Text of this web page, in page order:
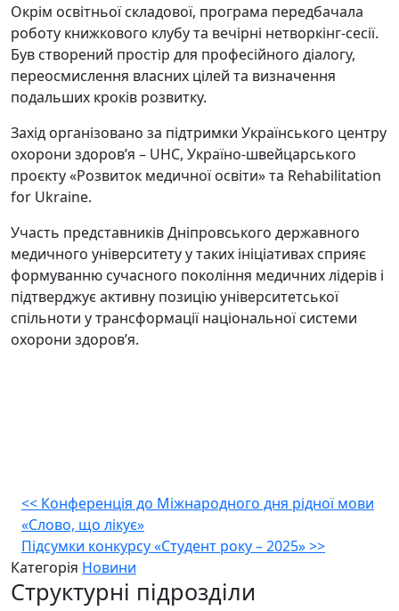
Окрім освітньої складової, програма передбачала
роботу книжкового клубу та вечірні нетворкінг-сесії.
Був створений простір для професійного діалогу,
переосмислення власних цілей та визначення
подальших кроків розвитку.
Захід організовано за підтримки Українського центру
охорони здоров’я – UHC, Україно-швейцарського
проєкту «Розвиток медичної освіти» та Rehabilitation
for Ukraine.
Участь представників Дніпровського державного
медичного університету у таких ініціативах сприяє
формуванню сучасного покоління медичних лідерів і
підтверджує активну позицію університетської
спільноти у трансформації національної системи
охорони здоров’я.
Навігація
записів
<< Конференція до Міжнародного дня рідної мови
«Слово, що лікує»
Підсумки конкурсу «Студент року – 2025»>>
Категорія Новини
Структурні підрозділи